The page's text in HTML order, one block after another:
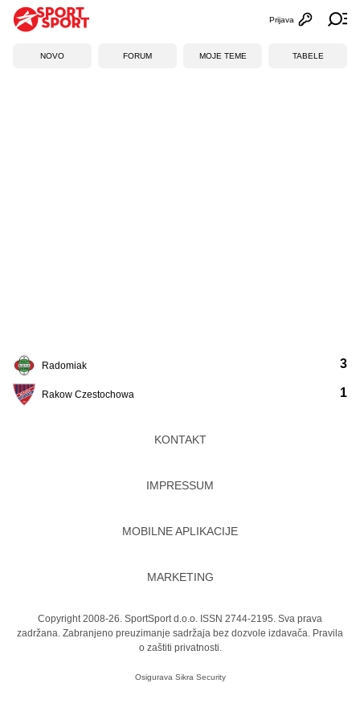
Otvori
Prijava
NOVO FORUM MOJE TEME TABELE
Radomiak
Rakow Czestochowa
3
1
KONTAKT
IMPRESSUM
MOBILNE APLIKACIJE
MARKETING
Copyright 2008-26. SportSport d.o.o. ISSN 2744-2195. Sva prava
zadržana. Zabranjeno preuzimanje sadržaja bez dozvole izdavača. Pravila
o zaštiti privatnosti.
Osigurava Sikra Security